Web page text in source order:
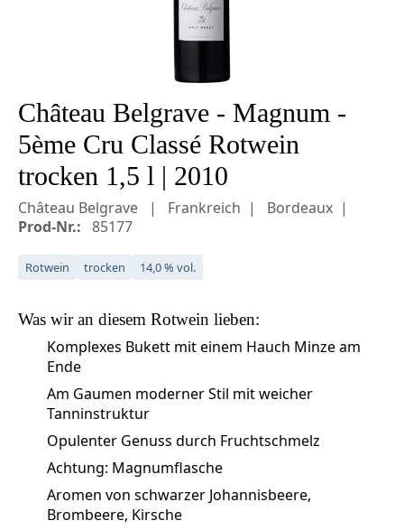
Château Belgrave - Magnum -
5ème Cru Classé Rotwein
trocken 1,5 l | 2010
Château Belgrave Frankreich
Bordeaux
Prod-Nr.: 85177
Rotwein trocken 14,0 % vol.
Was wir an diesem Rotwein lieben:
Komplexes Bukett mit einem Hauch Minze am
Ende
Am Gaumen moderner Stil mit weicher
Tanninstruktur
Opulenter Genuss durch Fruchtschmelz
Achtung: Magnumflasche
Aromen von schwarzer Johannisbeere,
Brombeere, Kirsche